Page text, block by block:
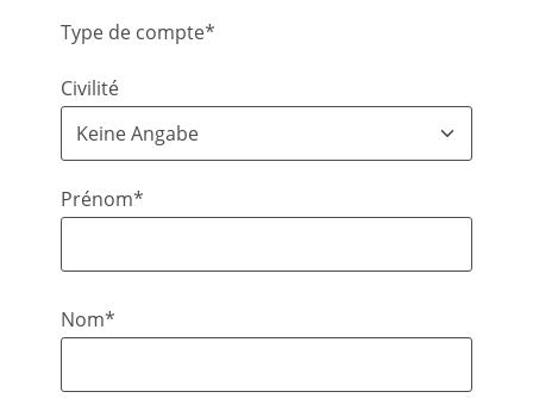
Type de compte*
Civilité
Prénom*
Nom*